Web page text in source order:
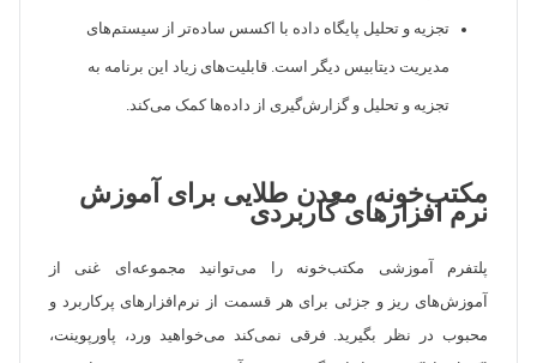
تجزیه و تحلیل پایگاه داده با اکسس ساده‌تر از سیستم‌های
مدیریت دیتابیس دیگر است. قابلیت‌های زیاد این برنامه به
تجزیه و تحلیل و گزارش‌گیری از داده‌ها کمک می‌کند.
مکتب‌خونه، معدن طلایی برای آموزش
نرم افزارهای کاربردی
پلتفرم آموزشی مکتب‌خونه را می‌توانید مجموعه‌ای غنی از
آموزش‌های ریز و جزئی برای هر قسمت از نرم‌افزارهای پرکاربرد و
محبوب در نظر بگیرید. فرقی نمی‌کند می‌خواهید ورد، پاورپوینت،